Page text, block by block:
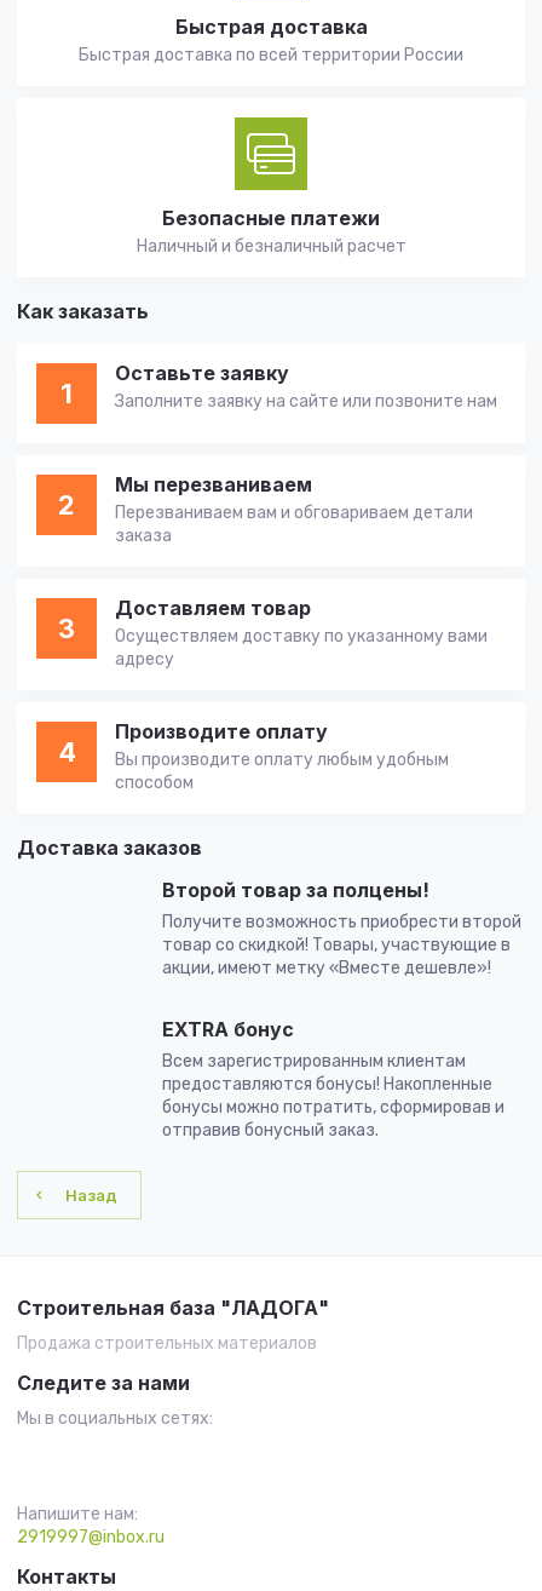
Быстрая доставка
Быстрая доставка по всей территории России
Безопасные платежи
Наличный и безналичный расчет
Как заказать
1
Оставьте заявку
Заполните заявку на сайте или позвоните нам
2
Мы перезваниваем
Перезваниваем вам и обговариваем детали
заказа
3
Доставляем товар
Осуществляем доставку по указанному вами
адресу
4
Производите оплату
Вы производите оплату любым удобным
способом
Доставка заказов
Второй товар за полцены!
Получите возможность приобрести второй
товар со скидкой! Товары, участвующие в
акции, имеют метку «Вместе дешевле»!
EXTRA бонус
Всем зарегистрированным клиентам
предоставляются бонусы! Накопленные
бонусы можно потратить, сформировав и
отправив бонусный заказ.
Назад
Строительная база "ЛАДОГА"
Продажа строительных материалов
Следите за нами
Мы в социальных сетях:
Напишите нам:
2919997@inbox.ru
Контакты